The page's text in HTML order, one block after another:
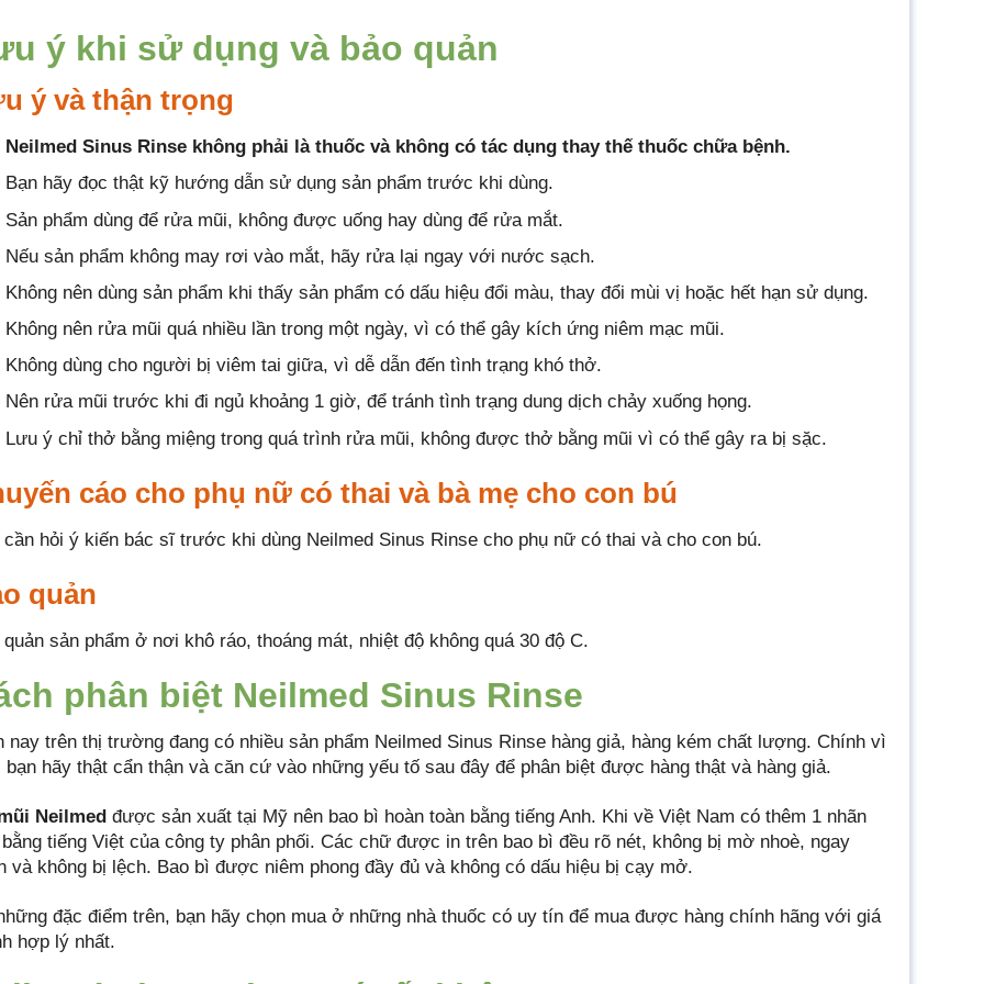
ý khi sử dụng và bảo quản
ý và thận trọng
Neilmed Sinus Rinse không phải là thuốc và không có tác dụng thay thế thuốc chữa bệnh.
Bạn hãy đọc thật kỹ hướng dẫn sử dụng sản phẩm trước khi dùng.
Sản phẩm dùng để rửa mũi, không được uống hay dùng để rửa mắt.
Nếu sản phẩm không may rơi vào mắt, hãy rửa lại ngay với nước sạch.
Không nên dùng sản phẩm khi thấy sản phẩm có dấu hiệu đổi màu, thay đổi mùi vị hoặc hết hạn sử dụng.
Không nên rửa mũi quá nhiều lần trong một ngày, vì có thể gây kích ứng niêm mạc mũi.
Không dùng cho người bị viêm tai giữa, vì dễ dẫn đến tình trạng khó thở.
Nên rửa mũi trước khi đi ngủ khoảng 1 giờ, để tránh tình trạng dung dịch chảy xuống họng.
Lưu ý chỉ thở bằng miệng trong quá trình rửa mũi, không được thở bằng mũi vì có thể gây ra bị sặc.
cáo cho phụ nữ có thai và bà mẹ cho con bú
cần hỏi ý kiến bác sĩ trước khi dùng Neilmed Sinus Rinse cho phụ nữ có thai và cho con bú.
quản
quản sản phẩm ở nơi khô ráo, thoáng mát, nhiệt độ không quá 30 độ C.
phân biệt Neilmed Sinus Rinse
nay trên thị trường đang có nhiều sản phẩm Neilmed Sinus Rinse hàng giả, hàng kém chất lượng. Chính vì
bạn hãy thật cẩn thận và căn cứ vào những yếu tố sau đây để phân biệt được hàng thật và hàng giả.
Neilmed được sản xuất tại Mỹ nên bao bì hoàn toàn bằng tiếng Anh. Khi về Việt Nam có thêm 1 nhãn
tiếng Việt của công ty phân phối. Các chữ được in trên bao bì đều rõ nét, không bị mờ nhoè, ngay
và không bị lệch. Bao bì được niêm phong đầy đủ và không có dấu hiệu bị cạy mở.
đặc điểm trên, bạn hãy chọn mua ở những nhà thuốc có uy tín để mua được hàng chính hãng với giá
hợp lý nhất.